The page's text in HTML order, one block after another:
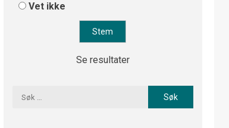
Vet ikke
Se resultater